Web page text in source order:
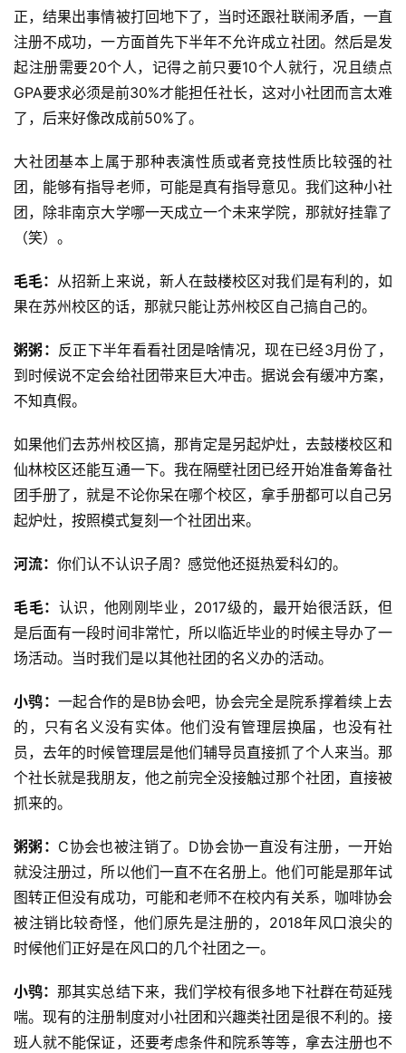
正，结果出事情被打回地下了，当时还跟社联闹矛盾，一直
注册不成功，一方面首先下半年不允许成立社团。然后是发
起注册需要20个人，记得之前只要10个人就行，况且绩点
GPA要求必须是前30%才能担任社长，这对小社团而言太难
了，后来好像改成前50%了。
大社团基本上属于那种表演性质或者竞技性质比较强的社
团，能够有指导老师，可能是真有指导意见。我们这种小社
团，除非南京大学哪一天成立一个未来学院，那就好挂靠了
（笑）。
毛毛： 从招新上来说，新人在鼓楼校区对我们是有利的，如
果在苏州校区的话，那就只能让苏州校区自己搞自己的。
粥粥： 反正下半年看看社团是啥情况，现在已经3月份了，
到时候说不定会给社团带来巨大冲击。据说会有缓冲方案，
不知真假。
如果他们去苏州校区搞，那肯定是另起炉灶，去鼓楼校区和
仙林校区还能互通一下。我在隔壁社团已经开始准备筹备社
团手册了，就是不论你呆在哪个校区，拿手册都可以自己另
起炉灶，按照模式复刻一个社团出来。
河流： 你们认不认识子周？感觉他还挺热爱科幻的。
毛毛： 认识，他刚刚毕业，2017级的，最开始很活跃，但
是后面有一段时间非常忙，所以临近毕业的时候主导办了一
场活动。当时我们是以其他社团的名义办的活动。
小鸮： 一起合作的是B协会吧，协会完全是院系撑着续上去
的，只有名义没有实体。他们没有管理层换届，也没有社
员，去年的时候管理层是他们辅导员直接抓了个人来当。那
个社长就是我朋友，他之前完全没接触过那个社团，直接被
抓来的。
粥粥： C协会也被注销了。D协会协一直没有注册，一开始
就没注册过，所以他们一直不在名册上。他们可能是那年试
图转正但没有成功，可能和老师不在校内有关系，咖啡协会
被注销比较奇怪，他们原先是注册的，2018年风口浪尖的
时候他们正好是在风口的几个社团之一。
小鸮：那其实总结下来，我们学校有很多地下社群在苟延残
喘。现有的注册制度对小社团和兴趣类社团是很不利的。接
班人就不能保证，还要考虑条件和院系等等，拿去注册也不